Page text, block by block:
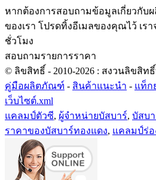
หากต้องการสอบถามข้อมูลเกี่ยวกับ
ของเรา โปรดทิ้งอีเมลของคุณไว้ เร
ชั่วโมง
สอบถามรายการราคา
© ลิขสิทธิ์ - 2010-2026 : สงวนลิขสิท
คู่มือผลิตภัณฑ์ - สินค้าแนะนำ - แท็ก
เว็บไซต์.xml
แคลมป์ตัวซี, ผู้จำหน่ายบัสบาร์, บัสบ
ราคาของบัสบาร์ทองแดง, แคลมป์ร่